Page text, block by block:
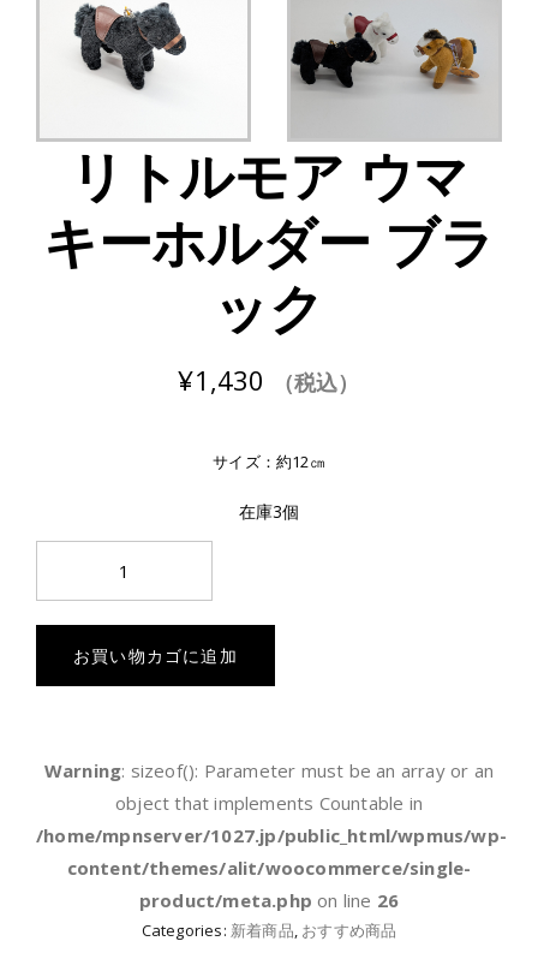
リトルモア ウマ
キーホルダー ブラ
ック
¥1,430 （税込）
サイズ：約12㎝
在庫3個
ル
モ
ア
キ
ホ
ル
お買い物カゴに追加
Warning: sizeof(): Parameter must be an array or an
object that implements Countable in
/home/mpnserver/1027.jp/public_html/wpmus/wp-
content/themes/alit/woocommerce/single-
product/meta.php on line 26
Categories: 新着商品, おすすめ商品